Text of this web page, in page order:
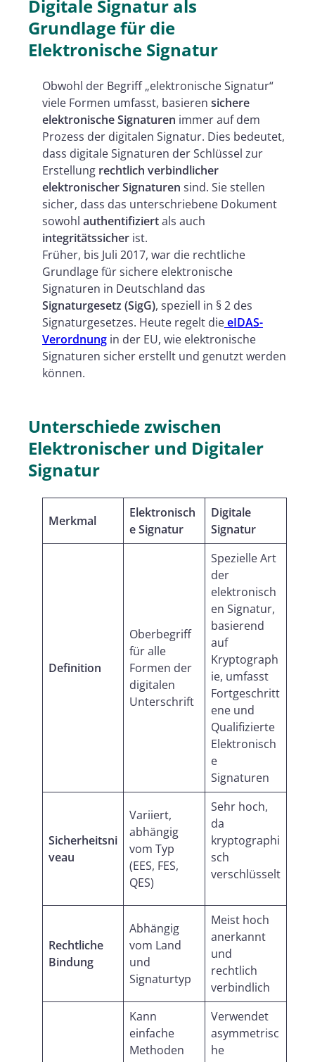
Digitale Signatur als
Grundlage für die
Elektronische Signatur
Obwohl der Begriff „elektronische Signatur“
viele Formen umfasst, basieren sichere
elektronische Signaturen immer auf dem
Prozess der digitalen Signatur. Dies bedeutet,
dass digitale Signaturen der Schlüssel zur
Erstellung rechtlich verbindlicher
elektronischer Signaturen sind. Sie stellen
sicher, dass das unterschriebene Dokument
sowohl authentifiziertals auch
integritätssicher ist.
Früher, bis Juli 2017, war die rechtliche
Grundlage für sichere elektronische
Signaturen in Deutschland das
Signaturgesetz (SigG), speziell in § 2 des
Signaturgesetzes. Heute regelt dieeIDAS-
Verordnung in der EU, wie elektronische
Signaturen sicher erstellt und genutzt werden
können.
Unterschiede zwischen
Elektronischer und Digitaler
Signatur
Merkmal
Elektronisch
e Signatur
Digitale
Signatur
Definition
Oberbegriff
für alle
Formen der
digitalen
Unterschrift
Spezielle Art
der
elektronisch
en Signatur,
basierend
auf
Kryptograph
ie, umfasst
Fortgeschritt
ene und
Qualifizierte
Elektronisch
e
Signaturen
Sicherheitsni
veau
Variiert,
abhängig
vom Typ
(EES, FES,
QES)
Sehr hoch,
da
kryptographi
sch
verschlüsselt
Rechtliche
Bindung
Abhängig
vom Land
und
Signaturtyp
Meist hoch
anerkannt
und
rechtlich
verbindlich
Kann
einfache
Methoden
Verwendet
asymmetrisc
he